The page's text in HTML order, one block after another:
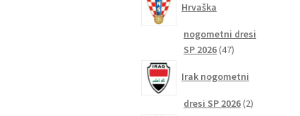
Hrvaška
nogometni dresi
SP 2026 4747
Irak nogometni
dresi SP 2026 22